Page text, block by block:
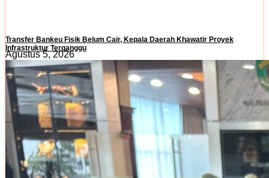
Transfer Bankeu Fisik Belum Cair, Kepala Daerah Khawatir Proyek
Infrastruktur Terganggu
Agustus 5, 2026